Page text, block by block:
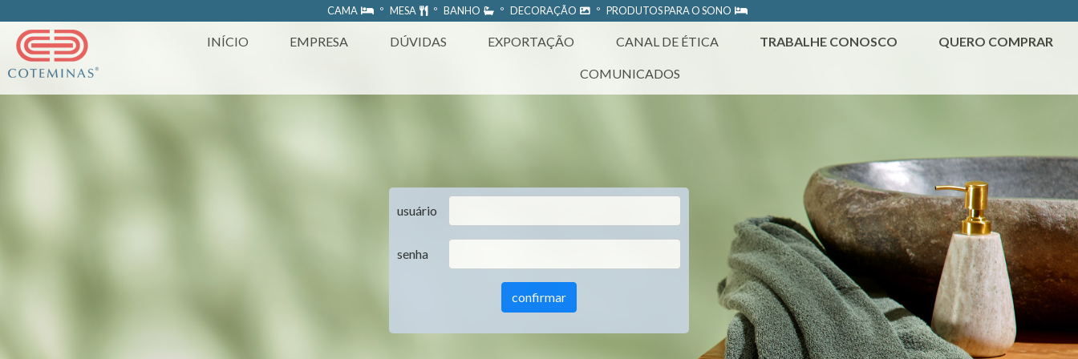
CAMA º MESA º BANHO º DECORAÇÃO º PRODUTOS PARA O SONO
INÍCIO EMPRESA DÚVIDAS EXPORTAÇÃO CANAL DE ÉTICA TRABALHE CONOSCO QUERO COMPRAR
COMUNICADOS
usuário
senha